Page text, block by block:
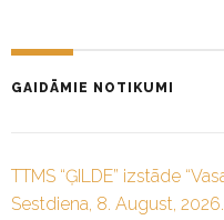
GAIDĀMIE NOTIKUMI
TTMS “ĢILDE” izstāde
Sestdiena, 8. August,